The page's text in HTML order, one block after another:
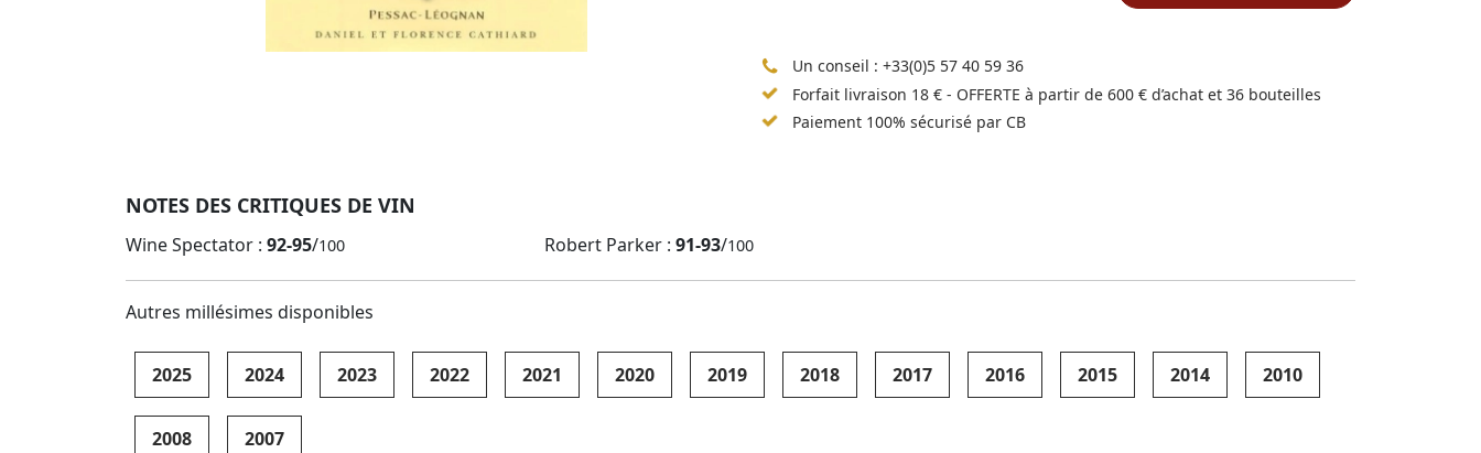
Un conseil : +33(0)5 57 40 59 36
Forfait livraison 18 € - OFFERTE à partir de 600 € d’achat et 36 bouteilles
Paiement 100% sécurisé par CB
NOTES DES CRITIQUES DE VIN
Wine Spectator : 92-95/100 Robert Parker : 91-93/100
Autres millésimes disponibles
2025 2024 2023 2022 2021 2020 2019 2018 2017 2016 2015 2014 2010
2008 2007